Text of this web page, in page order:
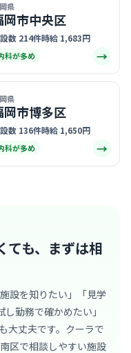
県
岡市中央区
数 214件時給 1,683円
科が多め →
県
岡市博多区
数 136件時給 1,650円
科が多め →
も、 まずは相
設を知りたい」「見学
勤務で確かめたい」
大丈夫です。クーラで
区で相談しやすい施設